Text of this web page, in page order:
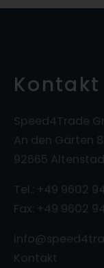
Kontakt
Speed4Trade
An den Gärten 8
92665
Tel.: +49 9602
Fax: +49 9602
Kontakt